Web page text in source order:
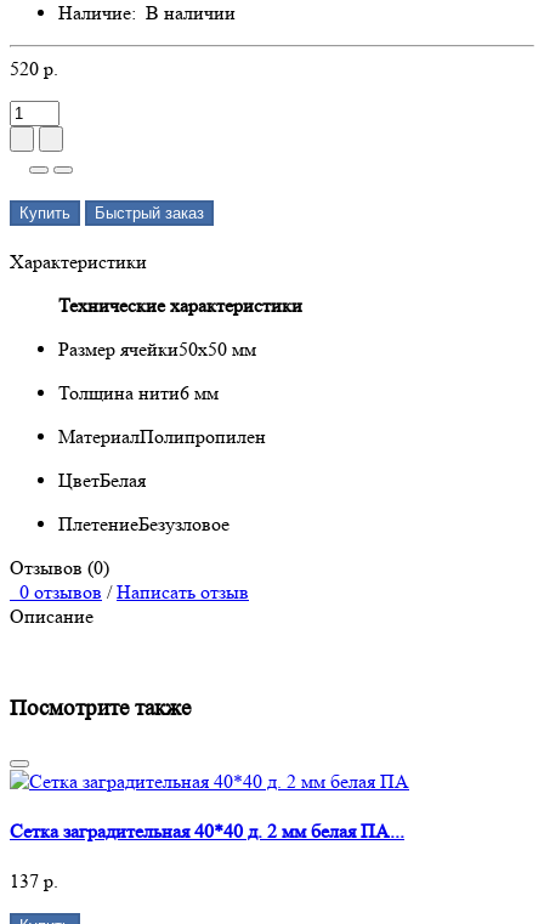
Наличие: В наличии
520 р.
Купить Быстрый заказ
Характеристики
Технические характеристики
Размер ячейки50х50 мм
Толщина нити6 мм
МатериалПолипропилен
ЦветБелая
ПлетениеБезузловое
Отзывов (0)
0 отзывов / Написать отзыв
Описание
Посмотрите также
Сетка заградительная 40*40 д. 2 мм белая ПА...
137 р.